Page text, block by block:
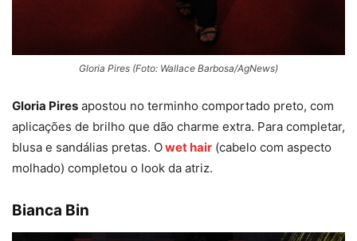
Gloria Pires (Foto: Wallace Barbosa/AgNews)
Gloria Pires apostou no terminho comportado preto, com
aplicações de brilho que dão charme extra. Para completar,
blusa e sandálias pretas. Owet hair (cabelo com aspecto
molhado) completou o look da atriz.
Bianca Bin